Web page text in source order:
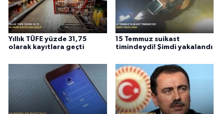
Yıllık TÜFE yüzde 31,75
olarak kayıtlara geçti
15 Temmuz suikast
timindeydi! Şimdi yakalandı